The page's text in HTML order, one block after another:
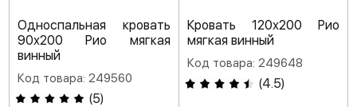
Односпальная кровать
90х200 Рио мягкая
винный
Код товара: 249560
(5)
Кровать 120х200 Рио
мягкая винный
Код товара: 249648
(4.5)